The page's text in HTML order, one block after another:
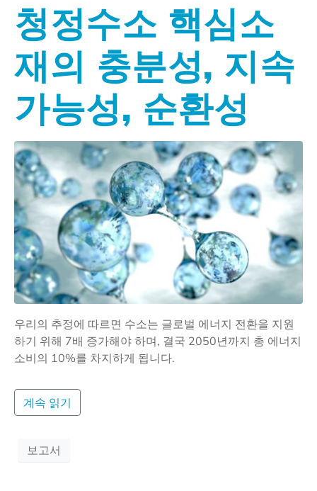
청정수소 핵심소
재의 충분성, 지속
가능성, 순환성
우리의 추정에 따르면 수소는 글로벌 에너지 전환을 지원
하기 위해 7배 증가해야 하며, 결국 2050년까지 총 에너지
소비의 10%를 차지하게 됩니다.
계속 읽기
보고서